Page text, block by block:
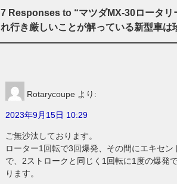
7 Responses to “マツダMX-30ロータ
れ行き厳しいことが解っている新型車は
Rotarycoupe より:
2023年9月15日 10:29
ご無沙汰しております。
ローター1回転で3回爆発、その間にエキセ
で、2ストロークと同じく1回転に1度の爆発
ります。